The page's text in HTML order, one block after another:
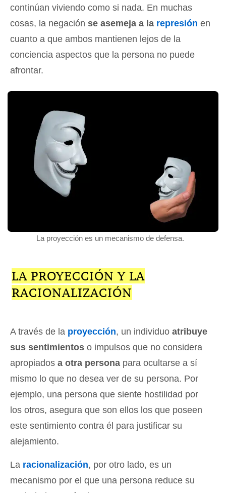
continúan viviendo como si nada. En muchas
cosas, la negación se asemeja a la represión en
cuanto a que ambos mantienen lejos de la
conciencia aspectos que la persona no puede
afrontar.
La proyección es un mecanismo de defensa.
LA PROYECCIÓN Y LA
RACIONALIZACIÓN
A través de la proyección, un individuo atribuye
sus sentimientos o impulsos que no considera
apropiados a otra persona para ocultarse a sí
mismo lo que no desea ver de su persona. Por
ejemplo, una persona que siente hostilidad por
los otros, asegura que son ellos los que poseen
este sentimiento contra él para justificar su
alejamiento.
La racionalización, por otro lado, es un
mecanismo por el que una persona reduce su